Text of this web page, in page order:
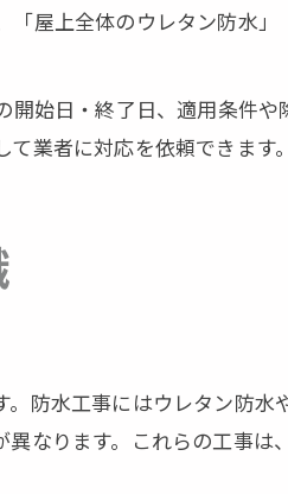
屋上全体のウレタン防水
始日・終了日、適用条件
業者に対応を依頼できます。
防水工事にはウレタン防水
なります。これらの工事は